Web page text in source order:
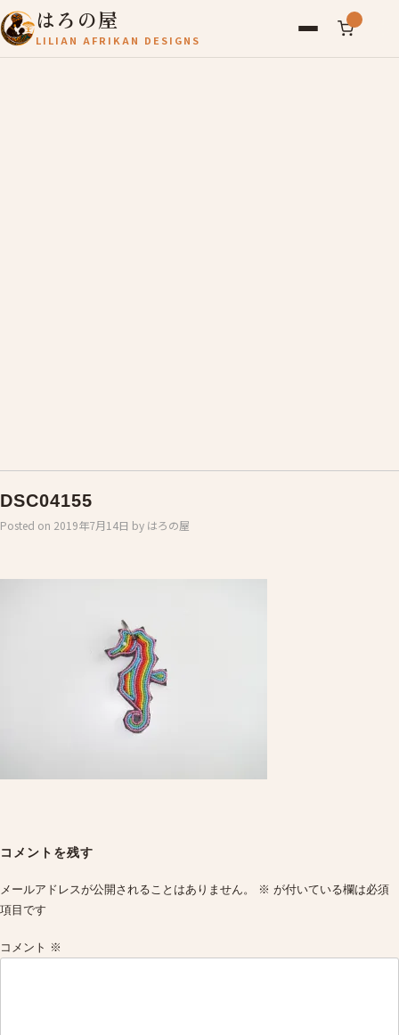
はろの屋
LILIAN AFRIKAN DESIGNS
DSC04155
Posted on 2019年7月14日 by はろの屋
navigation
コメントを残す
メールアドレスが公開されることはありません。 ※ が付いている欄は必須
項目です
コメント ※